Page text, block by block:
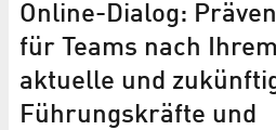
Online-Dialog:
für Teams nach
aktuelle und
Führungskräfte und